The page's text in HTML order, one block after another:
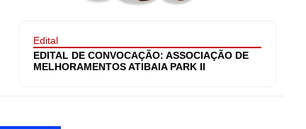
Edital
EDITAL DE CONVOCAÇÃO: ASSOCIAÇÃO DE
MELHORAMENTOS ATIBAIA PARK II